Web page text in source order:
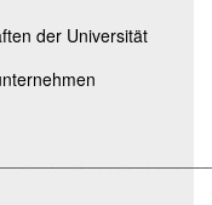
der Universität